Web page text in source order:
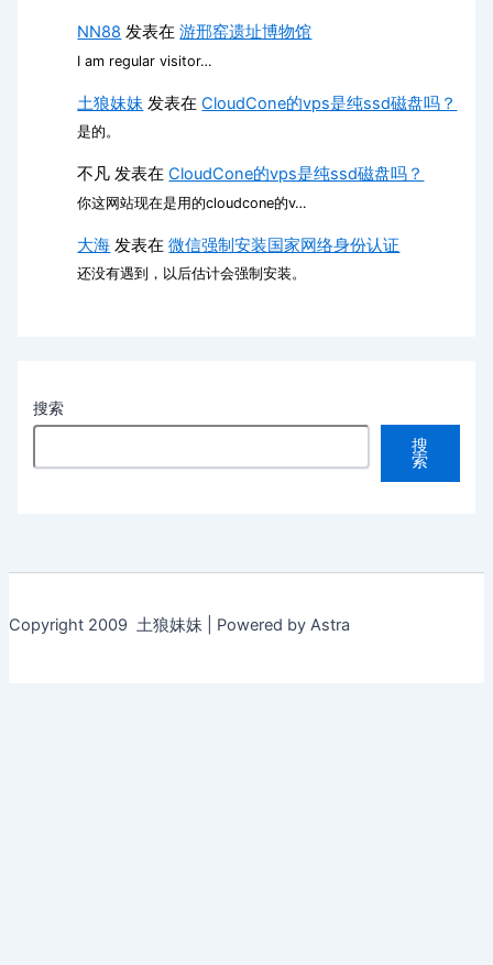
NN88 发表在游邢窑遗址博物馆
I am regular visitor…
土狼妹妹 发表在CloudCone的vps是纯ssd磁盘吗？
是的。
不凡 发表在CloudCone的vps是纯ssd磁盘吗？
你这网站现在是用的cloudcone的v…
大海 发表在微信强制安装国家网络身份认证
还没有遇到，以后估计会强制安装。
搜索
搜
索
Copyright 2009 土狼妹妹 | Powered by Astra